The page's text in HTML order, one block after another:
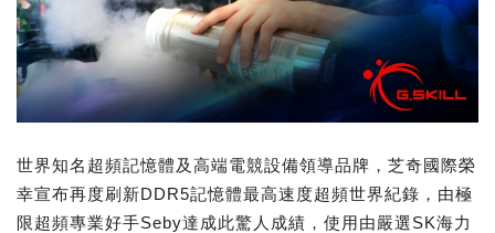
世界知名超頻記憶體及高端電競設備領導品牌，芝奇國際榮
幸宣布再度刷新DDR5記憶體最高速度超頻世界紀錄，由極
限超頻專業好手Seby達成此驚人成績，使用由嚴選SK海力